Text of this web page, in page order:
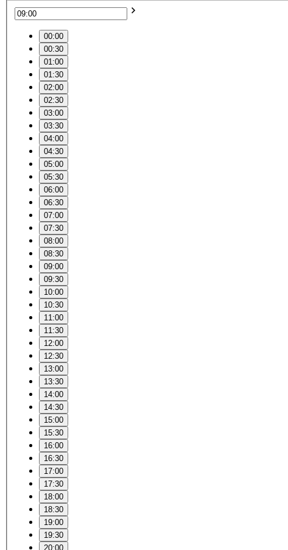
00:00
00:30
01:00
01:30
02:00
02:30
03:00
03:30
04:00
04:30
05:00
05:30
06:00
06:30
07:00
07:30
08:00
08:30
09:00
09:30
10:00
10:30
11:00
11:30
12:00
12:30
13:00
13:30
14:00
14:30
15:00
15:30
16:00
16:30
17:00
17:30
18:00
18:30
19:00
19:30
20:00